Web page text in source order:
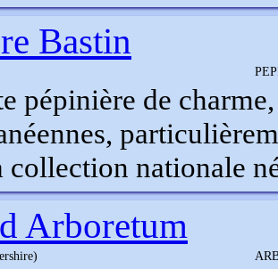
Bastin
pépinière de
collection nationale
Arboretum